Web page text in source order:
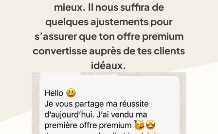
mieux. Il nous suffira de
quelques ajustements pour
s’assurer que ton offre premium
convertisse auprès de tes clients
idéaux.